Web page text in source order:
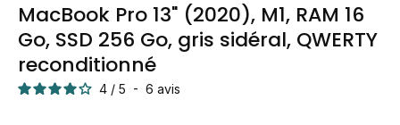
MacBook Pro 13" (2020), M1, RAM 16
Go, SSD 256 Go, gris sidéral, QWERTY
reconditionné
4 / 5 - 6 avis